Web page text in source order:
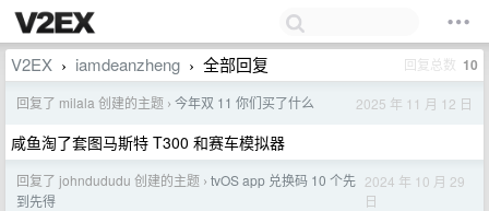
V2EX › iamdeanzheng › 全部回复 回复总数 10
回复了 milala 创建的主题 › 今年双 11 你们买了什么 2025 年 11 月 12 日
咸鱼淘了套图马斯特 T300 和赛车模拟器
回复了 johndududu 创建的主题 › tvOS app 兑换码 10 个先
到先得
2024 年 10 月 29
日